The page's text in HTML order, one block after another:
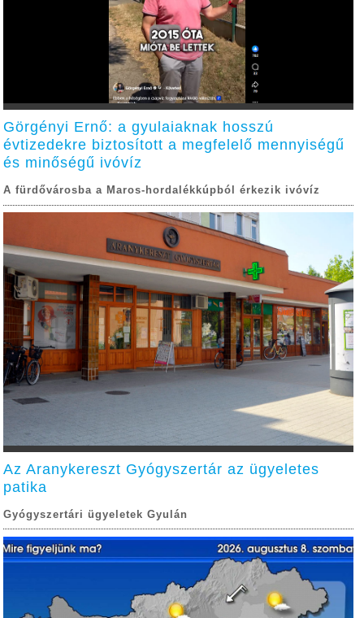
Görgényi Ernő: a gyulaiaknak hosszú
évtizedekre biztosított a megfelelő mennyiségű
és minőségű ivóvíz
A fürdővárosba a Maros-hordalékkúpból érkezik ivóvíz
Az Aranykereszt Gyógyszertár az ügyeletes
patika
Gyógyszertári ügyeletek Gyulán